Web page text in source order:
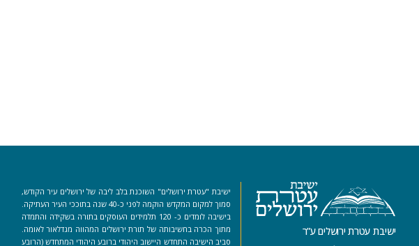
ישיבת עטרת ירושלים ע”ר
ישיבת "עטרת ירושלים" השוכנת בלב ליבה של ירושלים עיר הקודש,
סמוך למקום המקדש הוקמה לפני כ-40 שנה בתוככי העיר העתיקה.
בישיבה לומדים כ- 120 תלמידים העוסקים בתורה בשקידה והתמדה
מתוך הכרה בחשיבותה של תורת ירושלים המהווה מגדלאור לאומה.
סביב הישיבה התחדש היישוב היהודי ברובע היהודי המתחדש (הרובע